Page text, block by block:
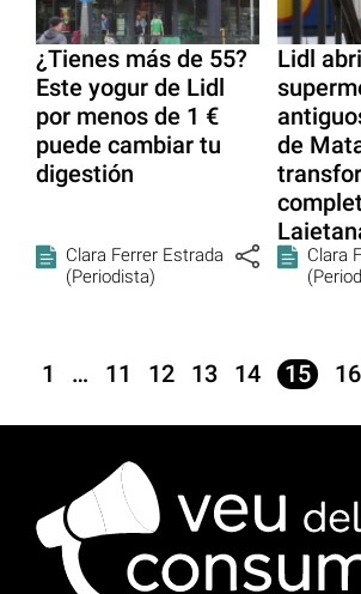
¿Tienes más de 55?
Este yogur de Lidl
por menos de 1 €
puede cambiar tu
digestión
Clara Ferrer Estrada
(Periodista)
Lidl
de
Clara
1 … 11 12 13 14 15 16